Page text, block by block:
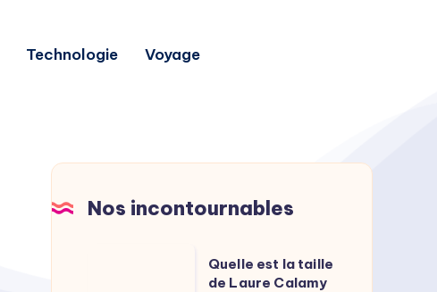
Technologie Voyage
Nos incontournables
Quelle est la taille
de Laure Calamy